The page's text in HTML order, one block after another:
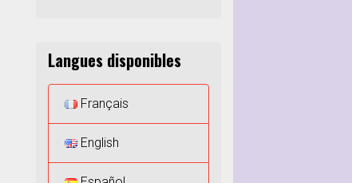
Langues disponibles
Français
English